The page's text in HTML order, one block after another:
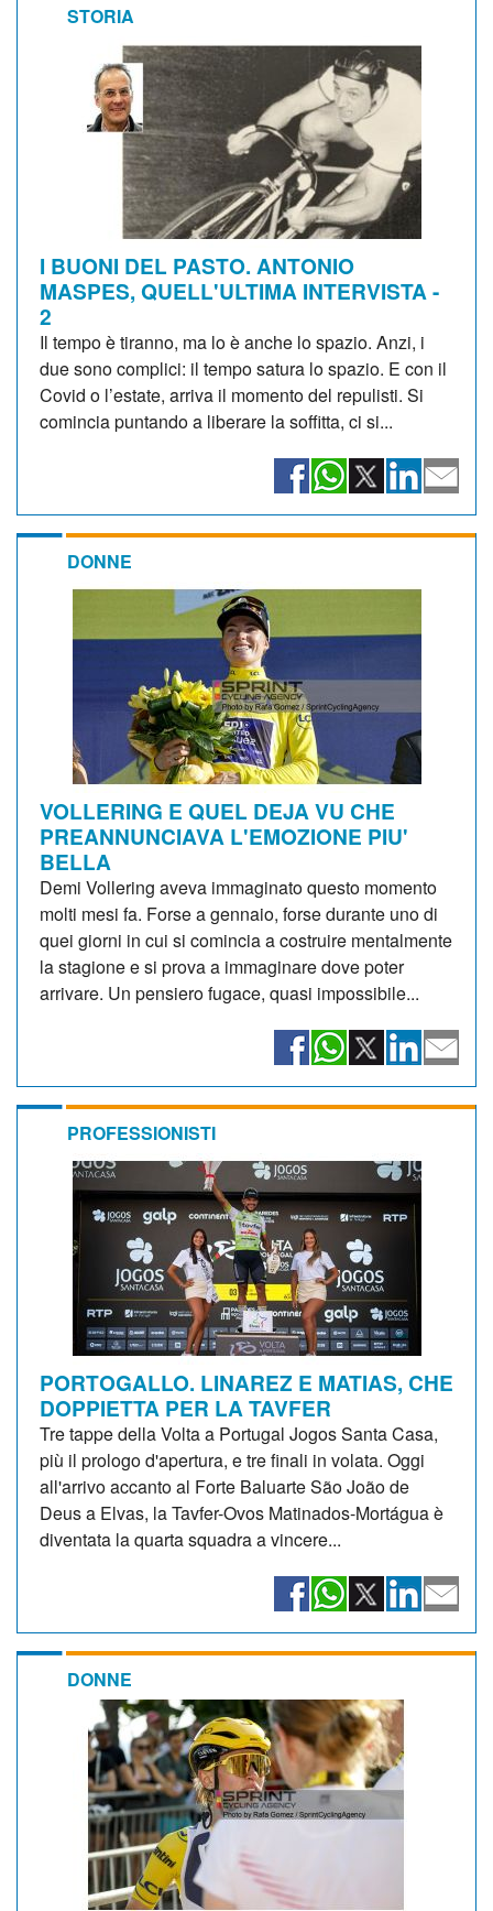
STORIA
I BUONI DEL PASTO. ANTONIO
MASPES, QUELL'ULTIMA INTERVISTA -
2
Il tempo è tiranno, ma lo è anche lo spazio. Anzi, i
due sono complici: il tempo satura lo spazio. E con il
Covid o l’estate, arriva il momento del repulisti. Si
comincia puntando a liberare la soffitta, ci si...
DONNE
VOLLERING E QUEL DEJA VU CHE
PREANNUNCIAVA L'EMOZIONE PIU'
BELLA
Demi Vollering aveva immaginato questo momento
molti mesi fa. Forse a gennaio, forse durante uno di
quei giorni in cui si comincia a costruire mentalmente
la stagione e si prova a immaginare dove poter
arrivare. Un pensiero fugace, quasi impossibile...
PROFESSIONISTI
PORTOGALLO. LINAREZ E MATIAS, CHE
DOPPIETTA PER LA TAVFER
Tre tappe della Volta a Portugal Jogos Santa Casa,
più il prologo d'apertura, e tre finali in volata. Oggi
all'arrivo accanto al Forte Baluarte São João de
Deus a Elvas, la Tavfer-Ovos Matinados-Mortágua è
diventata la quarta squadra a vincere...
DONNE